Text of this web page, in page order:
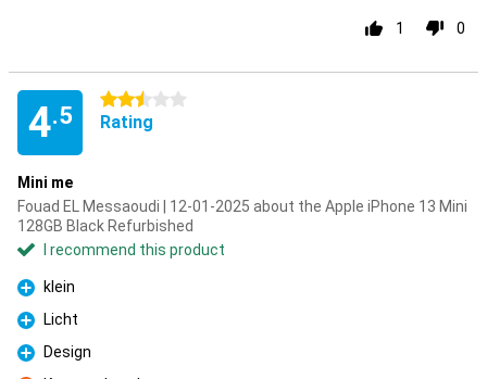
1 0
4.5
2.5 stars
Rating
Mini me
Fouad EL Messaoudi | 12-01-2025 about the Apple iPhone 13 Mini
128GB Black Refurbished
I recommend this product
Pro
klein
Pro
Licht
Pro
Design